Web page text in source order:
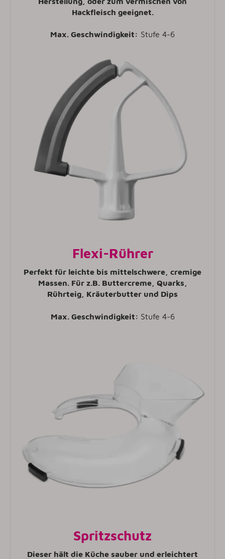
Hackfleisch geeignet.
Max. Geschwindigkeit: Stufe 4-6
Flexi-Rührer
Perfekt für leichte bis mittelschwere, cremige
Massen. Für z.B. Buttercreme, Quarks,
Rührteig, Kräuterbutter und Dips
Max. Geschwindigkeit: Stufe 4-6
Spritzschutz
Dieser hält die Küche sauber und erleichtert